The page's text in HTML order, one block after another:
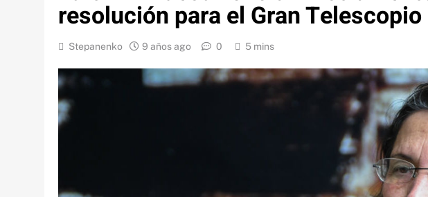
resolución para el Gran
Stepanenko 9 años ago 0 5 mins